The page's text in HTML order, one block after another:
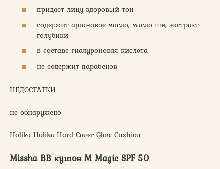
придает лицу здоровый тон
содержит аргановое масло, масло ши, экстракт
голубики
в составе гиалуроновая кислота
не содержит парабенов
НЕДОСТАТКИ
не обнаружено
Holika Holika Hard Cover Glow Cushion
Missha BB кушон M Magic SPF 50